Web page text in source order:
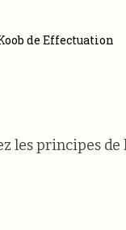
de Effectuation
les principes de